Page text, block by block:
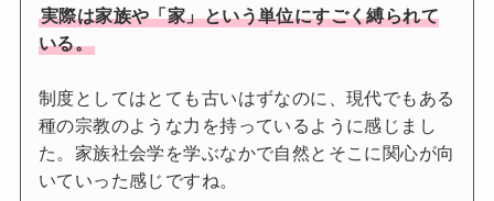
実際は家族や「家」という単位にすごく縛られて
いる。
制度としてはとても古いはずなのに、現代でもある
種の宗教のような力を持っているように感じまし
た。家族社会学を学ぶなかで自然とそこに関心が向
いていった感じですね。